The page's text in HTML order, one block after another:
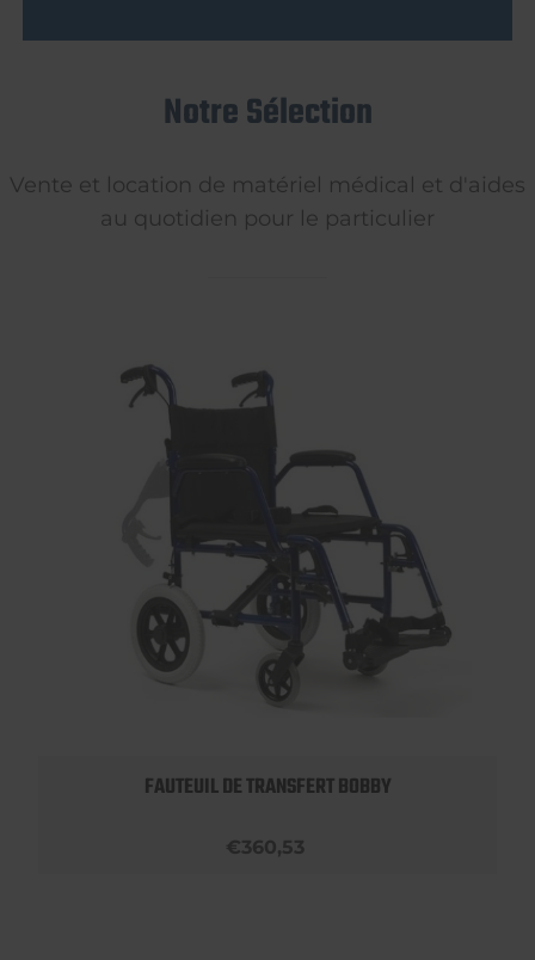
Notre Sélection
Vente et location de matériel médical et d'aides
au quotidien pour le particulier
FAUTEUIL DE TRANSFERT BOBBY
€360,53